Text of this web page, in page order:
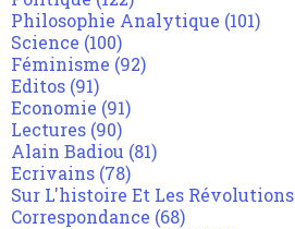
Philosophie Analytique (101)
Science (100)
Féminisme (92)
Editos (91)
Economie (91)
Lectures (90)
Alain Badiou (81)
Ecrivains (78)
Sur L'histoire Et Les Révolutions
Correspondance (68)